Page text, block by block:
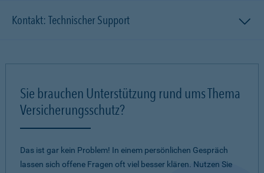
Kontakt: Technischer Support
Sie brauchen Unterstützung rund ums Thema
Versicherungsschutz?
Das ist gar kein Problem! In einem persönlichen Gespräch
lassen sich offene Fragen oft viel besser klären. Nutzen Sie